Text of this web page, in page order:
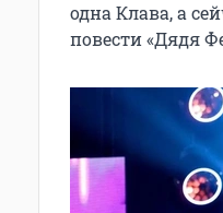
одна Клава, а
повести «Дядя